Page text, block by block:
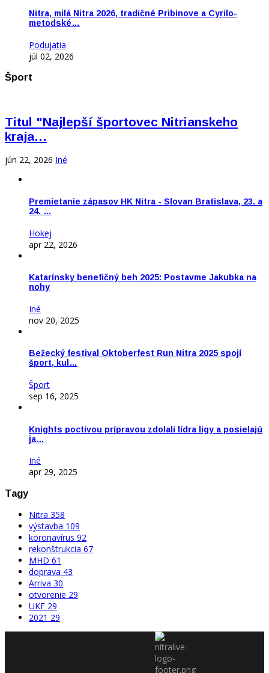
Nitra, milá Nitra 2026, tradičné Pribinove a Cyrilo-
metodské…
Podujatia
júl 02, 2026
Šport
Titul "Najlepší športovec Nitrianskeho
kraja…
jún 22, 2026 Iné
Premietanie zápasov HK Nitra - Slovan Bratislava, 23. a
24. …
Hokej
apr 22, 2026
Katarínsky benefičný beh 2025: Postavme Jakubka na
nohy
Iné
nov 20, 2025
Bežecký festival Oktoberfest Run Nitra 2025 spojí
šport, kul…
Šport
sep 16, 2025
Knights poctivou prípravou zdolali lídra ligy a posielajú
ja…
Iné
apr 29, 2025
Tagy
Nitra 358
výstavba 109
koronavírus 92
rekonštrukcia 67
MHD 61
doprava 43
Arriva 30
otvorenie 29
UKF 29
2021 29